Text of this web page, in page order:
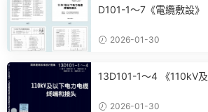
D101-1～7《電纜敷設
2026-01-30
13D101-1～4 《110kV
載 2026-01-30